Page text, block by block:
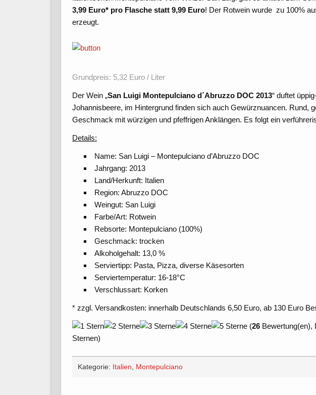
3,99 Euro* pro Flasche statt 9,99 Euro! Der Rotwein wurde zu 100%
erzeugt.
Grundpreis: 5,32 Euro / Liter
Der Wein „San Luigi Montepulciano d´Abruzzo DOC 2013“ duftet
Johannisbeere, im Hintergrund finden sich auch Gewürznuancen. Rund,
Geschmack mit würzigen und pfeffrigen Anklängen. Es folgt ein
Details:
Name: San Luigi – Montepulciano d’Abruzzo DOC
Jahrgang: 2013
Land/Herkunft: Italien
Region: Abruzzo DOC
Weingut: San Luigi
Farbe/Art: Rotwein
Rebsorte: Montepulciano (100%)
Geschmack: trocken
Alkoholgehalt: 13,0 %
Serviertipp: Pasta, Pizza, diverse Käsesorten
Serviertemperatur: 16-18°C
Verschlussart: Korken
* zzgl. Versandkosten: innerhalb Deutschlands 6,50 Euro, ab 130 Euro
(26
Sternen)
Kategorie: Italien, Montepulciano